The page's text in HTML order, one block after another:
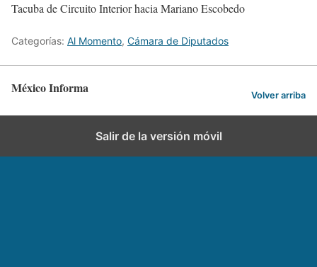
Tacuba de Circuito Interior hacia Mariano Escobedo
Categorías: Al Momento, Cámara de Diputados
México Informa Volver arriba
Salir de la versión móvil